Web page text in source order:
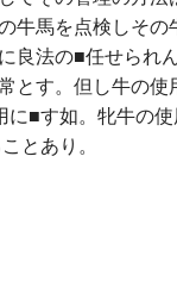
馬を点検しそ
良法の■任せられ
とす。但し牛の
■す如。牝牛の
とあり。